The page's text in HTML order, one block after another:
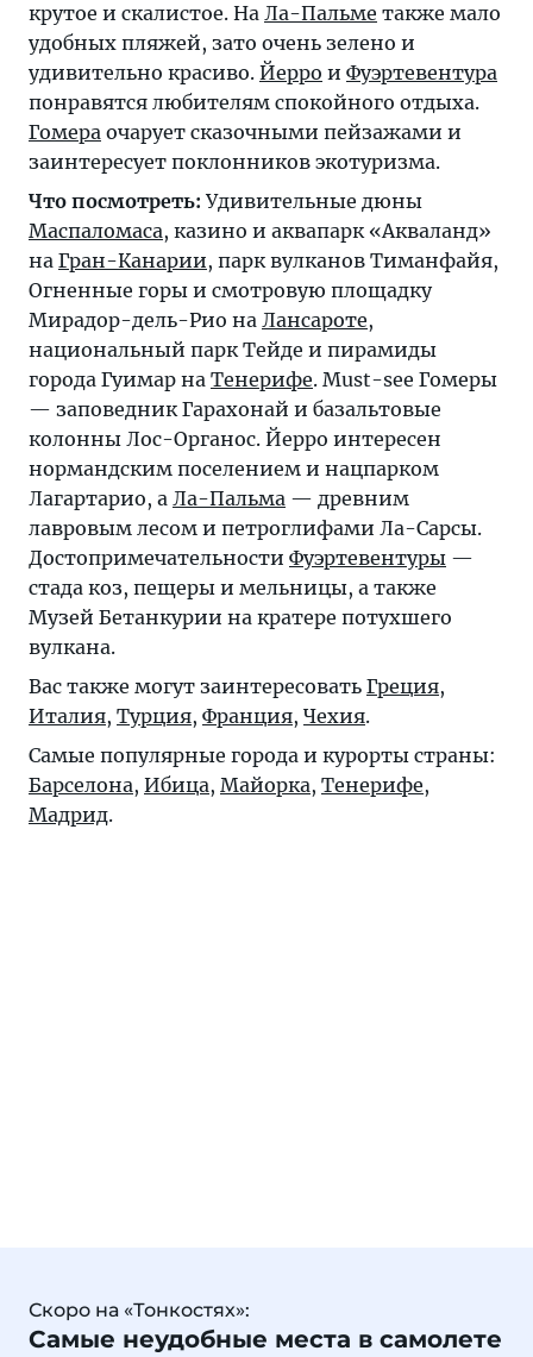
крутое и скалистое. На Ла-Пальме также мало
удобных пляжей, зато очень зелено и
удивительно красиво. Йерро и Фуэртевентура
понравятся любителям спокойного отдыха.
Гомера очарует сказочными пейзажами и
заинтересует поклонников экотуризма.
Что посмотреть: Удивительные дюны
Маспаломаса, казино и аквапарк «Акваланд»
на Гран-Канарии, парк вулканов Тиманфайя,
Огненные горы и смотровую площадку
Мирадор-дель-Рио на Лансароте,
национальный парк Тейде и пирамиды
города Гуимар на Тенерифе. Must-see Гомеры
— заповедник Гарахонай и базальтовые
колонны Лос-Органос. Йерро интересен
нормандским поселением и нацпарком
Лагартарио, а Ла-Пальма — древним
лавровым лесом и петроглифами Ла-Сарсы.
Достопримечательности Фуэртевентуры —
стада коз, пещеры и мельницы, а также
Музей Бетанкурии на кратере потухшего
вулкана.
Вас также могут заинтересовать Греция,
Италия, Турция, Франция, Чехия.
Самые популярные города и курорты страны:
Барселона, Ибица, Майорка, Тенерифе,
Мадрид.
Скоро на «Тонкостях»:
Самые неудобные места в самолете